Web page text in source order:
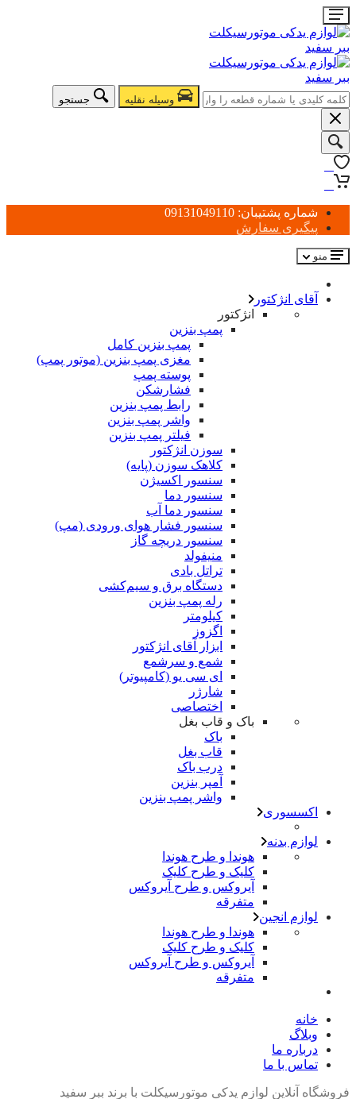
وسیله نقلیه جستجو
شماره پشتیبان: 09131049110
پیگیری سفارش
منو
آقای انژکتور
انژکتور
پمپ بنزین
پمپ بنزین کامل
مغزی پمپ بنزین (موتور پمپ)
پوسته پمپ
فشارشکن
رابط پمپ بنزین
واشر پمپ بنزین
فیلتر پمپ بنزین
سوزن انژکتور
کلاهک سوزن (پایه)
سنسور اکسیژن
سنسور دما
سنسور دما آب
سنسور فشار هوای ورودی (مپ)
سنسور دریچه گاز
منیفولد
تراتل بادی
دستگاه برق و سیم‌کشی
رله پمپ بنزین
کیلومتر
اگزوز
ابزار آقای انژکتور
شمع و سرشمع
ای سی یو (کامپیوتر)
شارژر
اختصاصی
باک و قاب بغل
باک
قاب بغل
درب باک
آمپر بنزین
واشر پمپ بنزین
اکسسوری
لوازم بدنه
هوندا و طرح هوندا
کلیک و طرح کلیک
آیروکس و طرح آیروکس
متفرقه
لوازم انجین
هوندا و طرح هوندا
کلیک و طرح کلیک
آیروکس و طرح آیروکس
متفرقه
خانه
وبلاگ
درباره ما
تماس با ما
فروشگاه آنلاین لوازم یدکی موتورسیکلت با برند ببر سفید